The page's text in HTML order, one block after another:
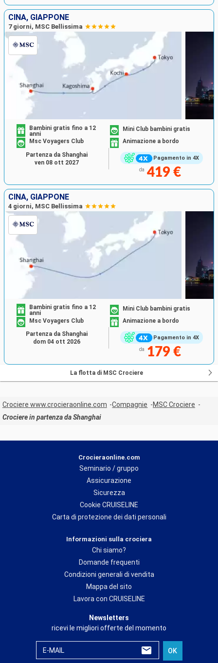
CINA, GIAPPONE
7 giorni, MSC Bellissima
Pagamento in 4X
Bambini gratis fino a 12
anni
Mini Club bambini gratis
Msc Voyagers Club
Animazione a bordo
da 419 €
Partenza da Shanghai
ven 08 ott 2027
CINA, GIAPPONE
4 giorni, MSC Bellissima
Pagamento in 4X
Bambini gratis fino a 12
anni
Mini Club bambini gratis
Msc Voyagers Club
Animazione a bordo
da 179 €
Partenza da Shanghai
dom 04 ott 2026
La flotta di MSC Crociere
Crociere www.crocieraonline.com Compagnie
MSC Crociere
Crociere in partenza da Shanghai
Crocieraonline.com
Seminario / gruppo
Assicurazione
Sicurezza
Cookie CRUISELINE
Carta di protezione dei dati personali
Informazioni sulla crociera
Chi siamo?
Domande frequenti
Condizioni generali di vendita
Mappa del sito
Lavora con CRUISELINE
Newsletters
ricevi le migliori offerte del momento
E-MAIL OK